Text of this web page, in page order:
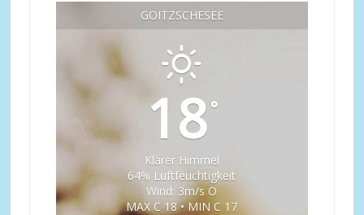
GOITZSCHESEE
18°
Klarer Himmel
64% Luftfeuchtigkeit
Wind: 3m/s O
MAX C 18 • MIN C 17